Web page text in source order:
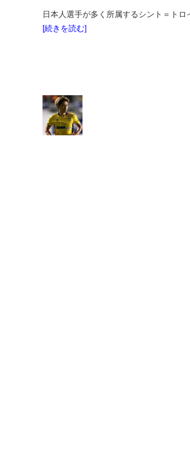
日本人選手が多く所属するシント＝ト
[続きを読む]